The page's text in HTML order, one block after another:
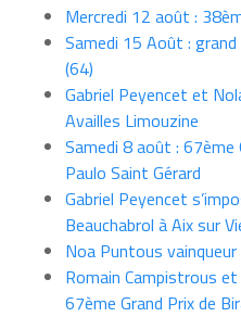
Mercredi 12 août :
Samedi 15 Août :
(64)
Gabriel Peyencet et
Availles Limouzine
Samedi 8 août : 67ème
Paulo Saint Gérard
Gabriel Peyencet
Beauchabrol à Aix sur
Noa Puntous vainqueur
Romain Campistrous
67ème Grand Prix de